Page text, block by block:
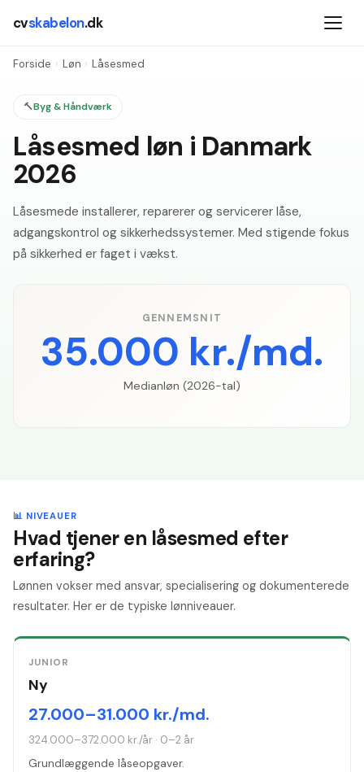
cvskabelon.dk
Forside › Løn › Låsesmed
🔨Byg & Håndværk
Låsesmed løn i Danmark
2026
Låsesmede installerer, reparerer og servicerer låse,
adgangskontrol og sikkerhedssystemer. Med stigende fokus
på sikkerhed er faget i vækst.
GENNEMSNIT
35.000 kr./md.
Medianløn (2026-tal)
📊 NIVEAUER
Hvad tjener en låsesmed efter
erfaring?
Lønnen vokser med ansvar, specialisering og dokumenterede
resultater. Her er de typiske lønniveauer.
JUNIOR
Ny
27.000–31.000 kr./md.
324.000–372.000 kr./år · 0–2 år
Grundlæggende låseopgaver.